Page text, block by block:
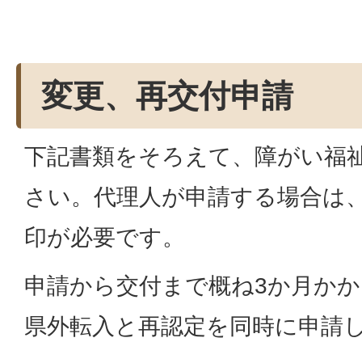
変更、再交付申請
下記書類をそろえて、障がい福
さい。代理人が申請する場合は
印が必要です。
申請から交付まで概ね3か月か
県外転入と再認定を同時に申請